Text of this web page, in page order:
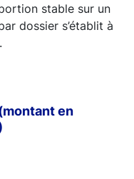
stable sur un
dossier s’établit à
en